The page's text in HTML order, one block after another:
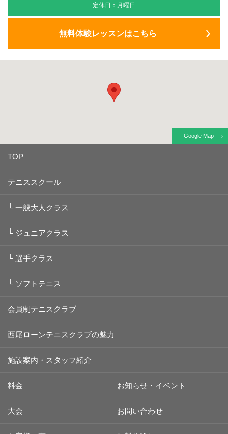
定休日：月曜日
無料体験レッスンはこちら
Google Map
TOP
テニススクール
└ 一般大人クラス
└ ジュニアクラス
└ 選手クラス
└ ソフトテニス
会員制テニスクラブ
西尾ローンテニスクラブの魅力
施設案内・スタッフ紹介
料金 お知らせ・イベント
大会 お問い合わせ